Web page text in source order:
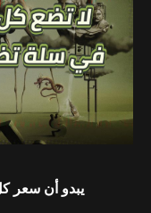
يبدو أن سعر